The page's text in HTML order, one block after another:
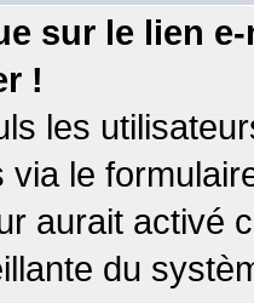
sur le lien
!
les
via le
aurait activé
du